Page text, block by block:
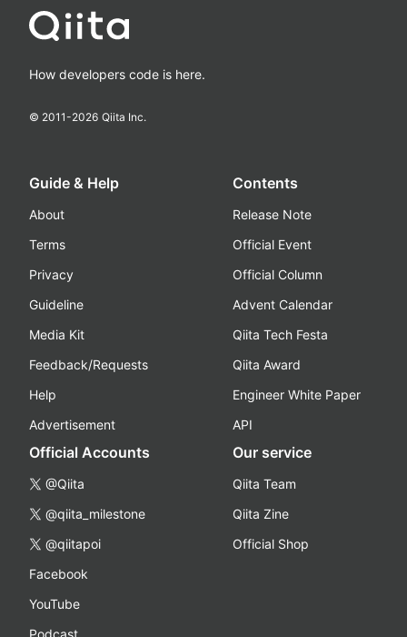
How developers code is here.
© 2011-2026 Qiita Inc.
Guide & Help
About
Terms
Privacy
Guideline
Media Kit
Feedback/Requests
Help
Advertisement
Contents
Release Note
Official Event
Official Column
Advent Calendar
Qiita Tech Festa
Qiita Award
Engineer White Paper
API
Official Accounts
@Qiita
@qiita_milestone
@qiitapoi
Facebook
YouTube
Our service
Qiita Team
Qiita Zine
Official Shop